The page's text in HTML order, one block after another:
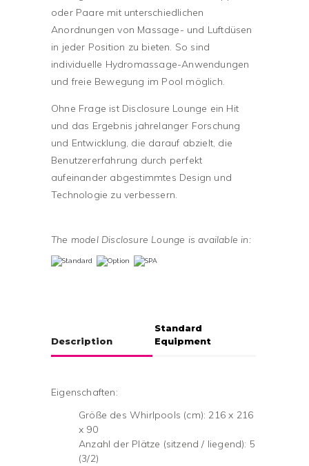
oder Paare mit unterschiedlichen
Anordnungen von Massage- und Luftdüsen
in jeder Position zu bieten. So sind
individuelle Hydromassage-Anwendungen
und freie Bewegung im Pool möglich.
Ohne Frage ist Disclosure Lounge ein Hit
und das Ergebnis jahrelanger Forschung
und Entwicklung, die darauf abzielt, die
Benutzererfahrung durch perfekt
aufeinander abgestimmtes Design und
Technologie zu verbessern.
The model Disclosure Lounge is available in:
Description
Standard
Equipment
Eigenschaften:
Größe des Whirlpools (cm): 216 x 216
x 90
Anzahl der Plätze (sitzend / liegend): 5
(3/2)